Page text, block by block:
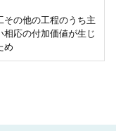
その他の工程のうち主
相応の付加価値が生じ
め